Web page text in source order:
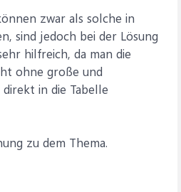
zwar als solche in
sind jedoch bei der Lösung
hilfreich, da man die
ohne große und
in die Tabelle
zu dem Thema.